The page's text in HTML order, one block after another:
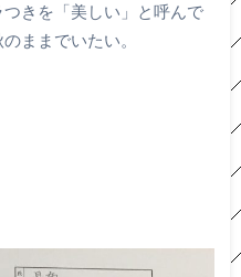
きを「美しい」と呼んで
ままでいたい。